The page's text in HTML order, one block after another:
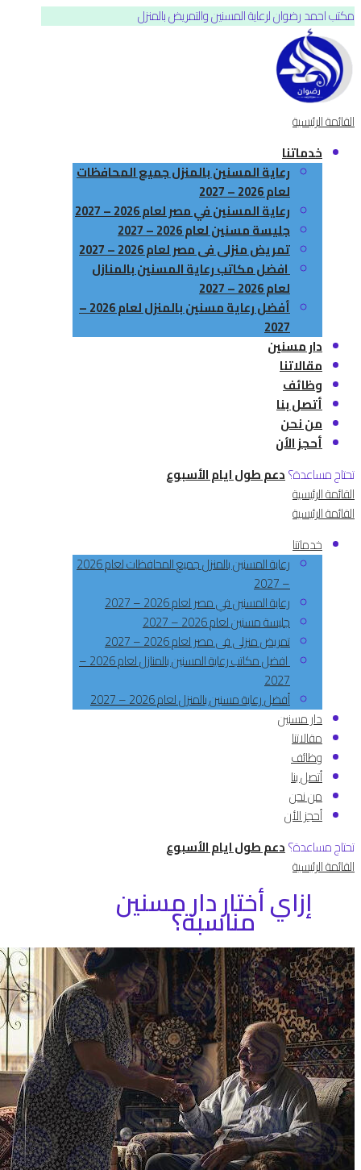
مكتب احمد رضوان لرعاية المسنين والتمريض بالمنزل
القائمة الرئيسية
خدماتنا
رعاية المسنين بالمنزل جميع المحافظات
لعام 2026 – 2027
رعاية المسنين في مصر لعام 2026 – 2027
جليسة مسنين لعام 2026 – 2027
تمريض منزلى فى مصر لعام 2026 – 2027
افضل مكاتب رعاية المسنين بالمنازل
لعام 2026 – 2027
أفضل رعاية مسنين بالمنزل لعام 2026 –
2027
دار مسنين
مقالاتنا
وظائف
أتصل بنا
من نحن
أحجز الأن
تحتاج مساعدة؟دعم طول ايام الأسبوع
القائمة الرئيسية
القائمة الرئيسية
خدماتنا
رعاية المسنين بالمنزل جميع المحافظات لعام 2026
– 2027
رعاية المسنين في مصر لعام 2026 – 2027
جليسة مسنين لعام 2026 – 2027
تمريض منزلى فى مصر لعام 2026 – 2027
افضل مكاتب رعاية المسنين بالمنازل لعام 2026 –
2027
أفضل رعاية مسنين بالمنزل لعام 2026 – 2027
دار مسنين
مقالاتنا
وظائف
أتصل بنا
من نحن
أحجز الأن
تحتاج مساعدة؟دعم طول ايام الأسبوع
القائمة الرئيسية
إزاي أختار دار مسنين
مناسبة؟